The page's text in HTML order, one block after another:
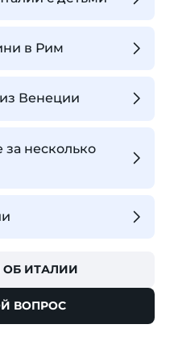
в Рим
Венеции
несколько
ОБ ИТАЛИИ
ВОПРОС